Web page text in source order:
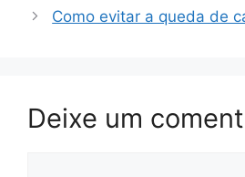
Como evitar a queda de
Deixe um